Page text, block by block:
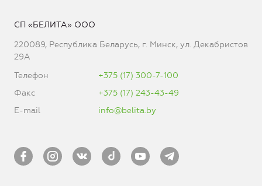
СП «БЕЛИТА» ООО
220089, Республика Беларусь, г. Минск, ул. Декабристов
29А
Телефон
+375 (17) 300-7-100
Факс
+375 (17) 243-43-49
E-mail
info@belita.by